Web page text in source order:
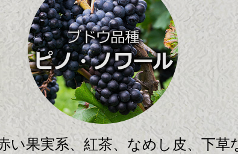
い果実系、紅茶、なめし皮、下草